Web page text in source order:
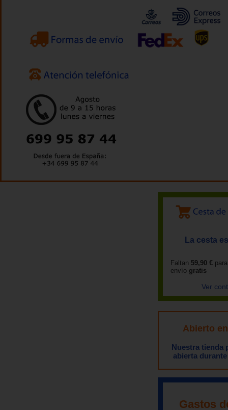
La cesta
Faltan 59,90 €
envío gratis
Ver
Abierto
Nuestra tienda
abierta
Gastos